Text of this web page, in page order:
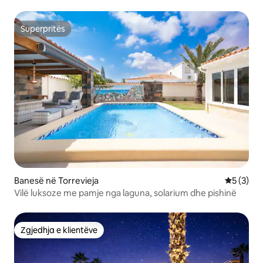
Superpritës
Superpritës
Banesë në Torrevieja
5 (3)
Vilë luksoze me pamje nga laguna, solarium dhe pishinë
Zgjedhja e klientëve
Zgjedhja e klientëve